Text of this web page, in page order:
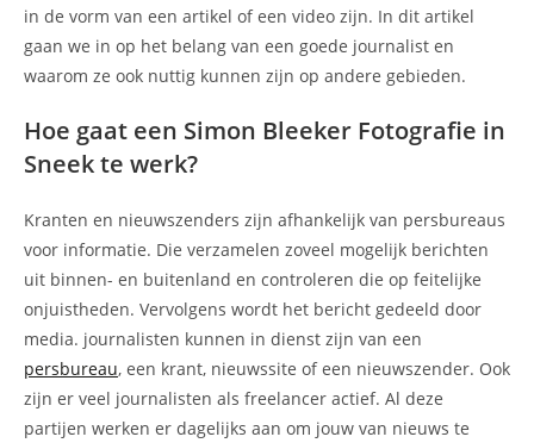
in de vorm van een artikel of een video zijn. In dit artikel
gaan we in op het belang van een goede journalist en
waarom ze ook nuttig kunnen zijn op andere gebieden.
Hoe gaat een Simon Bleeker Fotografie in
Sneek te werk?
Kranten en nieuwszenders zijn afhankelijk van persbureaus
voor informatie. Die verzamelen zoveel mogelijk berichten
uit binnen- en buitenland en controleren die op feitelijke
onjuistheden. Vervolgens wordt het bericht gedeeld door
media. journalisten kunnen in dienst zijn van een
persbureau, een krant, nieuwssite of een nieuwszender. Ook
zijn er veel journalisten als freelancer actief. Al deze
partijen werken er dagelijks aan om jouw van nieuws te